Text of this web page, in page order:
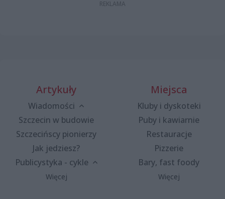
Artykuły
Wiadomości
Szczecin w budowie
Szczecińscy pionierzy
Jak jedziesz?
Publicystyka - cykle
Więcej
Miejsca
Kluby i dyskoteki
Puby i kawiarnie
Restauracje
Pizzerie
Bary, fast foody
Więcej